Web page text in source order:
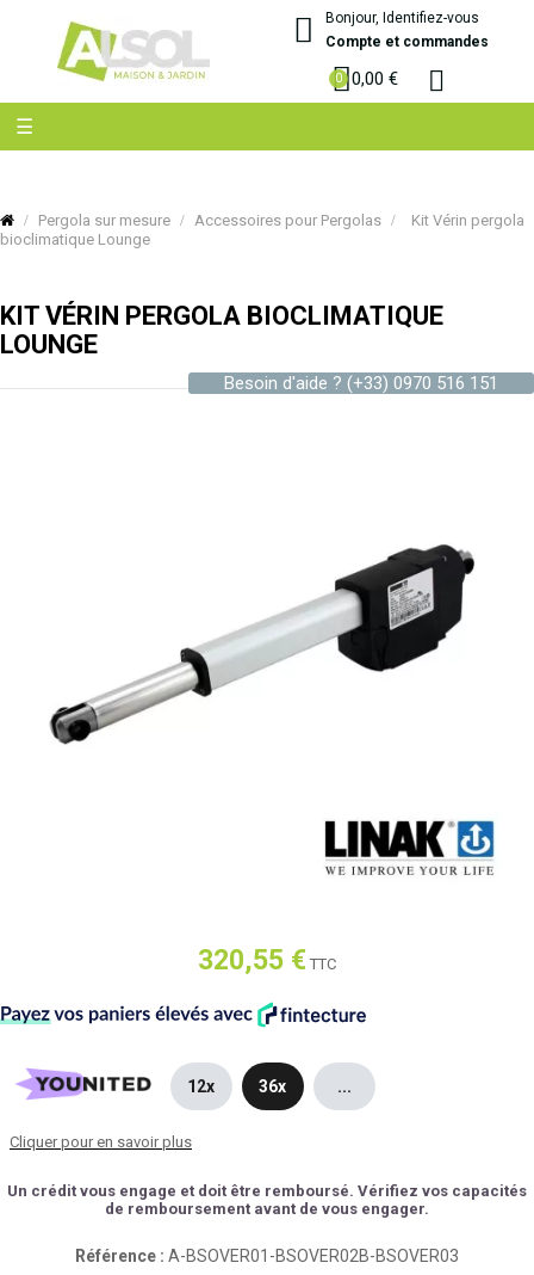
Bonjour, Identifiez-vous
Compte et commandes
0,00 €
Basculer
la
☰
Pergola sur mesure Accessoires pour Pergolas
Kit Vérin pergola
bioclimatique Lounge
KIT VÉRIN PERGOLA BIOCLIMATIQUE
LOUNGE
Besoin d'aide ? (+33) 0970 516 151
320,55 € TTC
12x 36x ...
Cliquer pour en savoir plus
Un crédit vous engage et doit être remboursé. Vérifiez vos capacités
de remboursement avant de vous engager.
Référence : A-BSOVER01-BSOVER02B-BSOVER03